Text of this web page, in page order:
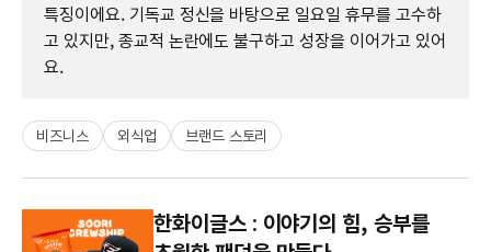
특징이에요. 기독교 정신을 바탕으로 일요일 휴무를 고수하
고 있지만, 종교적 논란에도 불구하고 성장을 이어가고 있어
요.
비즈니스 외식업 브랜드 스토리
한화이글스 : 이야기의 힘, 승부를